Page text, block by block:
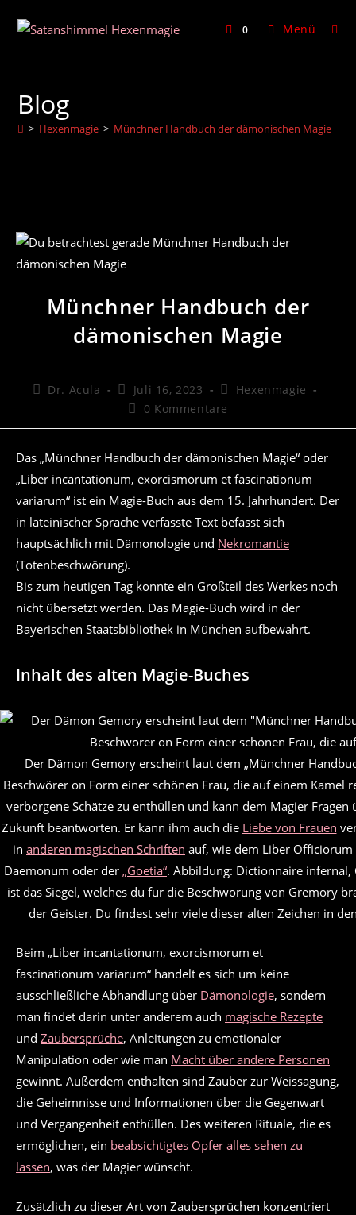
Inhalt
0 Menü
Blog
> Hexenmagie > Münchner Handbuch der dämonischen Magie
Münchner Handbuch der
dämonischen Magie
Beitrags-
Dr. Acula
Beitrag
veröffentlicht:
Juli 16, 2023
Beitrags-
Kategorie:
Hexenmagie
Beitrags-
0 Kommentare
Das „Münchner Handbuch der dämonischen Magie“ oder
„Liber incantationum, exorcismorum et fascinationum
variarum“ ist ein Magie-Buch aus dem 15. Jahrhundert. Der
in lateinischer Sprache verfasste Text befasst sich
hauptsächlich mit Dämonologie und Nekromantie
(Totenbeschwörung).
Bis zum heutigen Tag konnte ein Großteil des Werkes noch
nicht übersetzt werden. Das Magie-Buch wird in der
Bayerischen Staatsbibliothek in München aufbewahrt.
Inhalt des alten Magie-Buches
Der Dämon Gemory erscheint laut dem „Münchner
Beschwörer on Form einer schönen Frau, die auf einem Kamel
verborgene Schätze zu enthüllen und kann dem Magier
Zukunft beantworten. Er kann ihm auch die Liebe von Frauen
in anderen magischen Schriften auf, wie dem Liber
Daemonum oder der „Goetia“. Abbildung: Dictionnaire infernal,
ist das Siegel, welches du für die Beschwörung von Gremory
der Geister. Du findest sehr viele dieser alten Zeichen in
Beim „Liber incantationum, exorcismorum et
fascinationum variarum“ handelt es sich um keine
ausschließliche Abhandlung über Dämonologie, sondern
man findet darin unter anderem auch magische Rezepte
und Zaubersprüche, Anleitungen zu emotionaler
Manipulation oder wie man Macht über andere Personen
gewinnt. Außerdem enthalten sind Zauber zur Weissagung,
die Geheimnisse und Informationen über die Gegenwart
und Vergangenheit enthüllen. Des weiteren Rituale, die es
ermöglichen, ein beabsichtigtes Opfer alles sehen zu
lassen, was der Magier wünscht.
Zusätzlich zu dieser Art von Zaubersprüchen konzentriert